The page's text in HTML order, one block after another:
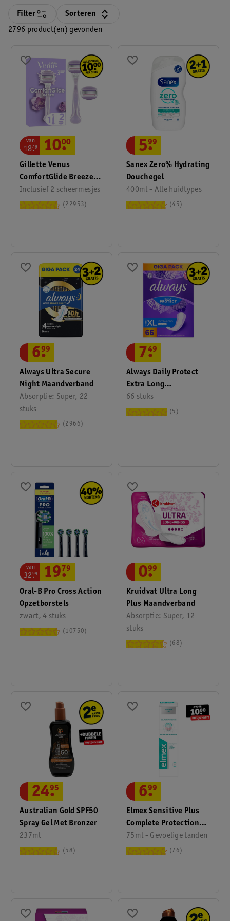
2796 product(en) gevonden
Filter Sorteren
Gillette Venus
ComfortGlide Breeze
Scheersysteem
Inclusief 2 scheermesjes
van
18.
49 10.
00
22953
Sanex Zero% Hydrating
Douchegel
400ml - Alle huidtypes
5.
99
45
Always Ultra Secure
Night Maandverband
Absorptie: Super, 22
stuks
6.
99
2966
Always Daily Protect
Extra Long
Inlegkruisjes
66 stuks
7.
49
5
Oral-B Pro Cross Action
Opzetborstels
zwart, 4 stuks
van
32.
99 19.
79
10750
Kruidvat Ultra Long
Plus Maandverband
Absorptie: Super, 12
stuks
0.
99
68
Australian Gold SPF50
Spray Gel Met Bronzer
237ml
24.
95
58
Elmex Sensitive Plus
Complete Protection
Tandpasta
75ml - Gevoelige tanden
6.
99
76